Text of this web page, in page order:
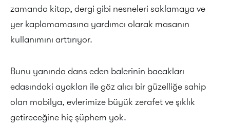
zamanda kitap, dergi gibi nesneleri saklamaya ve
yer kaplamamasına yardımcı olarak masanın
kullanımını arttırıyor.
Bunu yanında dans eden balerinin bacakları
edasındaki ayakları ile göz alıcı bir güzelliğe sahip
olan mobilya, evlerimize büyük zerafet ve şıklık
getireceğine hiç şüphem yok.